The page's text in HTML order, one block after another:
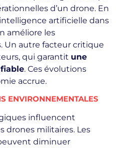
d’un drone. En
artificielle dans
améliore les
Un autre facteur critique
qui garantit une
. Ces évolutions
accrue.
ENVIRONNEMENTALES
influencent
drones militaires. Les
diminuer